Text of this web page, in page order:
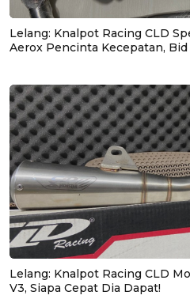
Lelang: Knalpot Racing CLD
Aerox Pencinta Kecepatan,
Lelang: Knalpot Racing CLD
V3, Siapa Cepat Dia Dapat!